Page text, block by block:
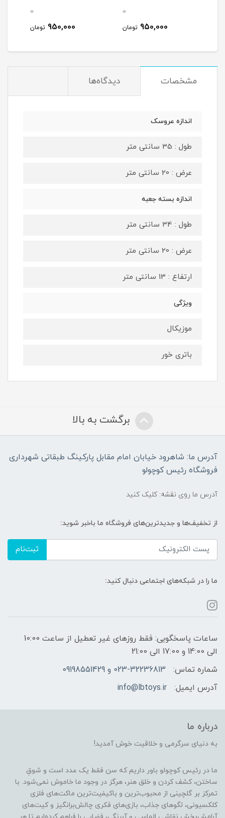
0
950,000 تومان
0
950,000 تومان
مشخصات دیدگاه‌ها
اندازه عروسک
طول : 35 سانتی متر
عرض : 20 سانتی متر
اندازه بسته جعبه
طول : 34 سانتی متر
عرض : 20 سانتی متر
ارتفاع : 13 سانتی متر
ویژگی
موزیکال
باتری خور
برگشت به بالا
آدرس ما: شاهرود خیابان امام مقابل پارکینگ طبقاتی شهرداری
فروشگاه رئیس کوچولو
آدرس ما روی نقشه: کلیک کنید
از تخفیف‌ها و جدیدترین‌های فروشگاه ما باخبر شوید:
ثبت‌نام
ما را در شبکه‌های اجتماعی دنبال کنید:
ساعات پاسخگویی: فقط روزهای غیر تعطیل از ساعت 10:00
الی 14:00 و 17:00 الی 21:00
شماره تماس:
023-32236813 و 09198551429
آدرس ایمیل:
info@lbtoys.ir
درباره ما
به دنیای سرگرمی و خلاقیت خوش آمدید!
ما در رئیس کوچولو باور داریم که سن فقط یک عدد است و شوقِ
ساختن، کشف کردن و خلق هنر، هرگز در وجود ما خاموش نمی‌شود. با
تمرکز بر گلچینی از محبوب‌ترین و باکیفیت‌ترین ماکت‌های فلزی
کلکسیونی، لگوهای جذاب، بازی‌های فکری چالش‌برانگیز و کیت‌های